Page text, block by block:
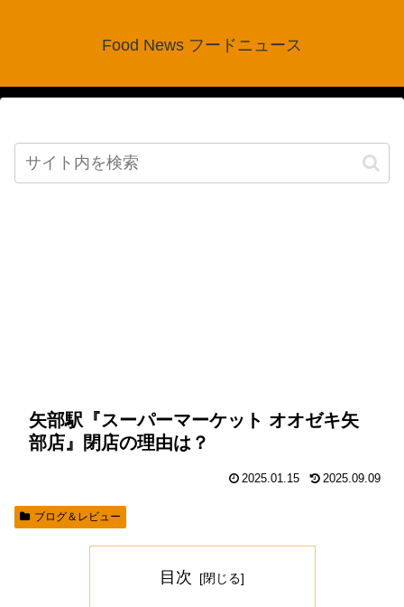
Food News フードニュース
矢部駅『スーパーマーケット オオゼキ矢
部店』閉店の理由は？
2025.01.15 2025.09.09
ブログ＆レビュー
目次